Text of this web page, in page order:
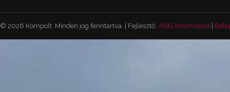
© 2026 Kompolt. Minden jog fenntartva. | Fejlesztő: ASIG Informatika |